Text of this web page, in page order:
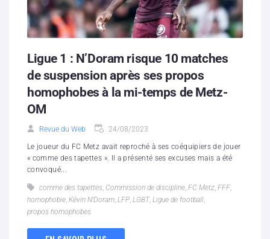
Ligue 1 : N’Doram risque 10 matches
de suspension après ses propos
homophobes à la mi-temps de Metz-
OM
Revue du Web 24/08/2023
Le joueur du FC Metz avait reproché à ses coéquipiers de jouer
« comme des tapettes ». Il a présenté ses excuses mais a été
convoqué...
comme des tapettes Commission de discipline FC Metz FFF
homophobie Kévin N’Doram LFP LGBT, Ligue de football
propos homophobes